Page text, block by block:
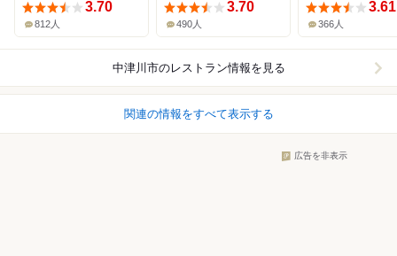
3.70
812人
3.70
490人
3.61
366人
中津川市のレストラン情報を見る
関連の情報をすべて表示する
広告を非表示